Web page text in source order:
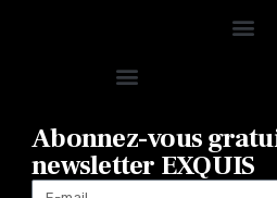
Abonnez-vous
newsletter EXQUIS